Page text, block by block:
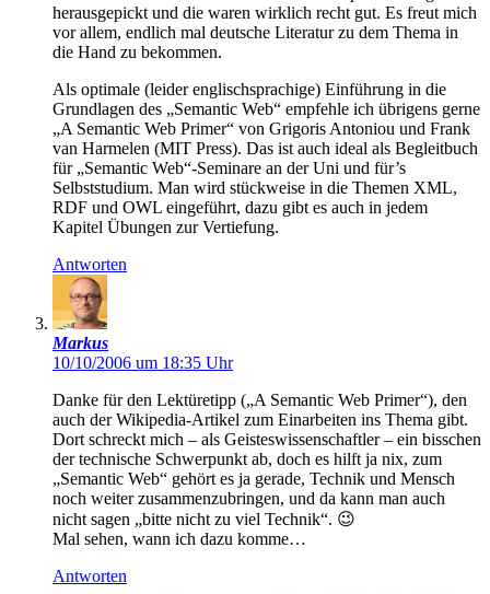
herausgepickt und die waren wirklich recht gut. Es freut mich
vor allem, endlich mal deutsche Literatur zu dem Thema in
die Hand zu bekommen.
Als optimale (leider englischsprachige) Einführung in die
Grundlagen des „Semantic Web“ empfehle ich übrigens gerne
„A Semantic Web Primer“ von Grigoris Antoniou und Frank
van Harmelen (MIT Press). Das ist auch ideal als Begleitbuch
für „Semantic Web“-Seminare an der Uni und für’s
Selbststudium. Man wird stückweise in die Themen XML,
RDF und OWL eingeführt, dazu gibt es auch in jedem
Kapitel Übungen zur Vertiefung.
Antworten
Markus
10/10/2006 um 18:35 Uhr
Danke für den Lektüretipp („A Semantic Web Primer“), den
auch der Wikipedia-Artikel zum Einarbeiten ins Thema gibt.
Dort schreckt mich – als Geisteswissenschaftler – ein bisschen
der technische Schwerpunkt ab, doch es hilft ja nix, zum
„Semantic Web“ gehört es ja gerade, Technik und Mensch
noch weiter zusammenzubringen, und da kann man auch
nicht sagen „bitte nicht zu viel Technik“. 😉
Mal sehen, wann ich dazu komme…
Antworten